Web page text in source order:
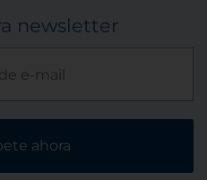
newsletter
ahora